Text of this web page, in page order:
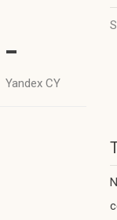
-
Yandex CY